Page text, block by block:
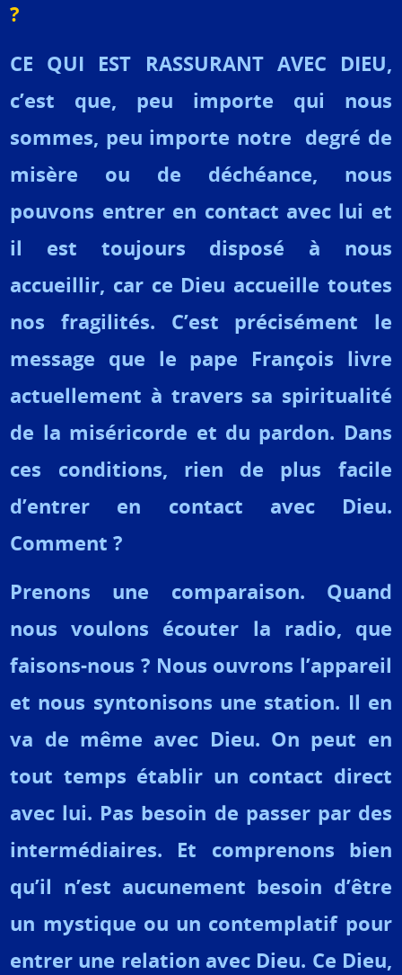
?
CE QUI EST RASSURANT AVEC DIEU,
c’est que, peu importe qui nous
sommes, peu importe notre degré de
misère ou de déchéance, nous
pouvons entrer en contact avec lui et
il est toujours disposé à nous
accueillir, car ce Dieu accueille toutes
nos fragilités. C’est précisément le
message que le pape François livre
actuellement à travers sa spiritualité
de la miséricorde et du pardon. Dans
ces conditions, rien de plus facile
d’entrer en contact avec Dieu.
Comment ?
Prenons une comparaison. Quand
nous voulons écouter la radio, que
faisons-nous ? Nous ouvrons l’appareil
et nous syntonisons une station. Il en
va de même avec Dieu. On peut en
tout temps établir un contact direct
avec lui. Pas besoin de passer par des
intermédiaires. Et comprenons bien
qu’il n’est aucunement besoin d’être
un mystique ou un contemplatif pour
entrer une relation avec Dieu. Ce Dieu,